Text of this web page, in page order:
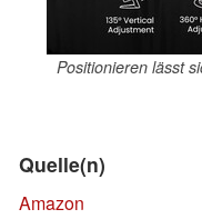
Positionieren lässt
Quelle(n)
Amazon